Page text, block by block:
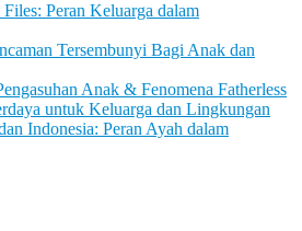
Peran Keluarga dalam
Tersembunyi Bagi Anak dan
Anak & Fenomena Fatherless
untuk Keluarga dan Lingkungan
Indonesia: Peran Ayah dalam